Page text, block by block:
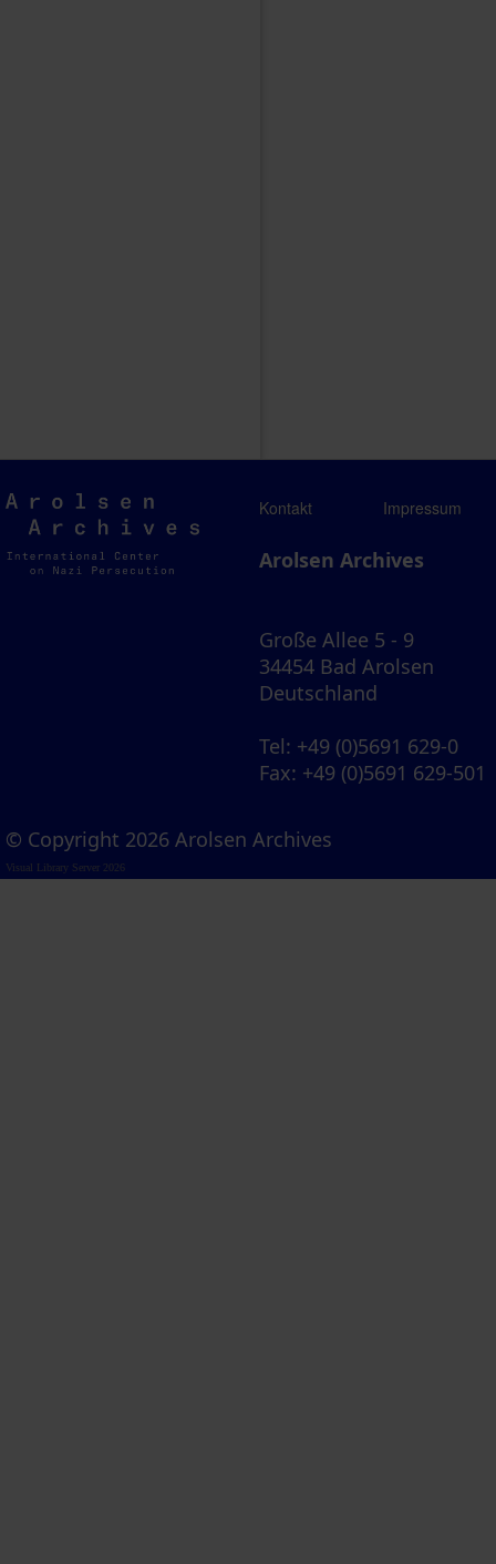
Arolsen
Archives
Kontakt Impressum
Arolsen Archives
Große Allee 5 - 9
34454 Bad Arolsen
Deutschland
Tel: +49 (0)5691 629-0
Fax: +49 (0)5691 629-501
© Copyright 2026 Arolsen Archives
Visual Library Server 2026